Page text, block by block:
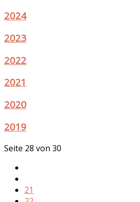
2024
2023
2022
2021
2020
2019
Seite 28 von 30
21